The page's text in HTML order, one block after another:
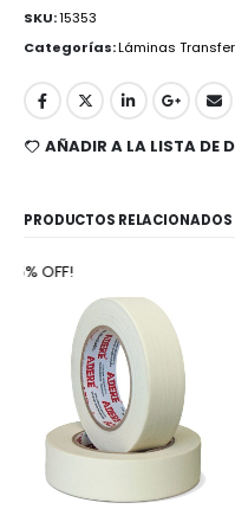
SKU:15353
Categorías:Láminas Transfer
AÑADIR A LA LISTA DE
PRODUCTOS RELACIONADOS
15% OFF!